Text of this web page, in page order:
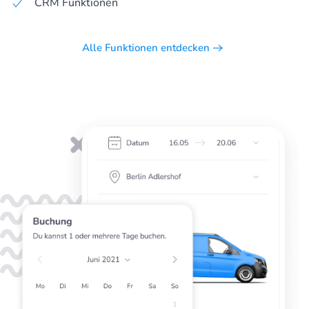
Alle Funktionen entdecken